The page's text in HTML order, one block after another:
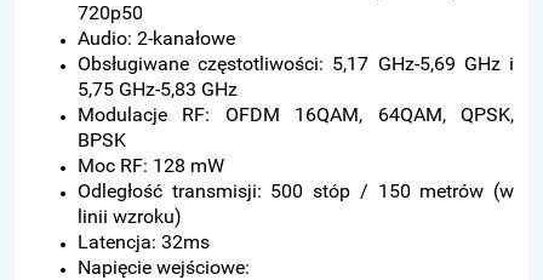
720p50
Audio: 2-kanałowe
Obsługiwane częstotliwości: 5,17 GHz-5,69 GHz i
5,75 GHz-5,83 GHz
Modulacje RF: OFDM 16QAM, 64QAM, QPSK,
BPSK
Moc RF: 128 mW
Odległość transmisji: 500 stóp / 150 metrów (w
linii wzroku)
Latencja: 32ms
Napięcie wejściowe: